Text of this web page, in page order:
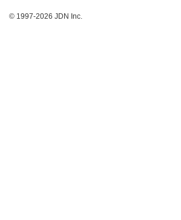
© 1997-2026 JDN Inc.